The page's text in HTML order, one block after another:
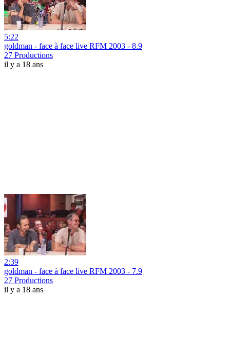
5:22
goldman - face à face live RFM 2003 - 8.9
27 Productions
il y a 18 ans
2:39
goldman - face à face live RFM 2003 - 7.9
27 Productions
il y a 18 ans